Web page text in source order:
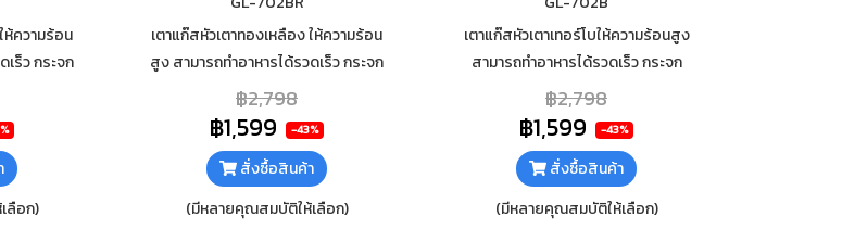
ห้ความร้อน
เร็ว กระจก
ความร้อน
ดง่าย
ลือก)
เตาแก๊สหัวเตาทองเหลือง ให้ความร้อน
สูง สามารถทำอาหารได้รวดเร็ว กระจก
นิรภัยหนา 7mm เสริมฟอยกันความร้อน
ใต้กระจก ทำความสะอาดง่าย
฿2,798
฿1,599 -43%
สั่งซื้อสินค้า
(มีหลายคุณสมบัติให้เลือก)
เตาแก๊สหัวเตาเทอร์โบให้ความร้อนสูง
สามารถทำอาหารได้รวดเร็ว กระจก
นิรภัยหนา 7mm เสริมฟอยกันความร้อน
ใต้กระจก ทำความสะอาดง่าย
฿2,798
฿1,599 -43%
สั่งซื้อสินค้า
(มีหลายคุณสมบัติให้เลือก)